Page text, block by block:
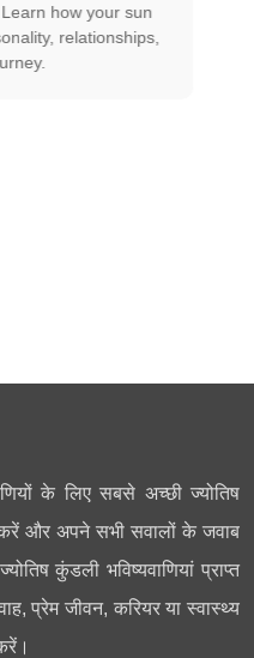
how your sun
relationships,
के लिए सबसे अच्छी ज्योतिष
और अपने सभी सवालों के जवाब
कुंडली भविष्यवाणियां प्राप्त
प्रेम जीवन, करियर या स्वास्थ्य